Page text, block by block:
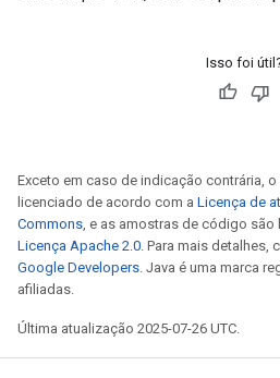
Isso foi
Exceto em caso de indicação contrária,
licenciado de acordo com a Licença de
Commons, e as amostras de código
Licença Apache 2.0. Para mais detalhes,
Google Developers. Java é uma marca
afiliadas.
Última atualização 2025-07-26 UTC.